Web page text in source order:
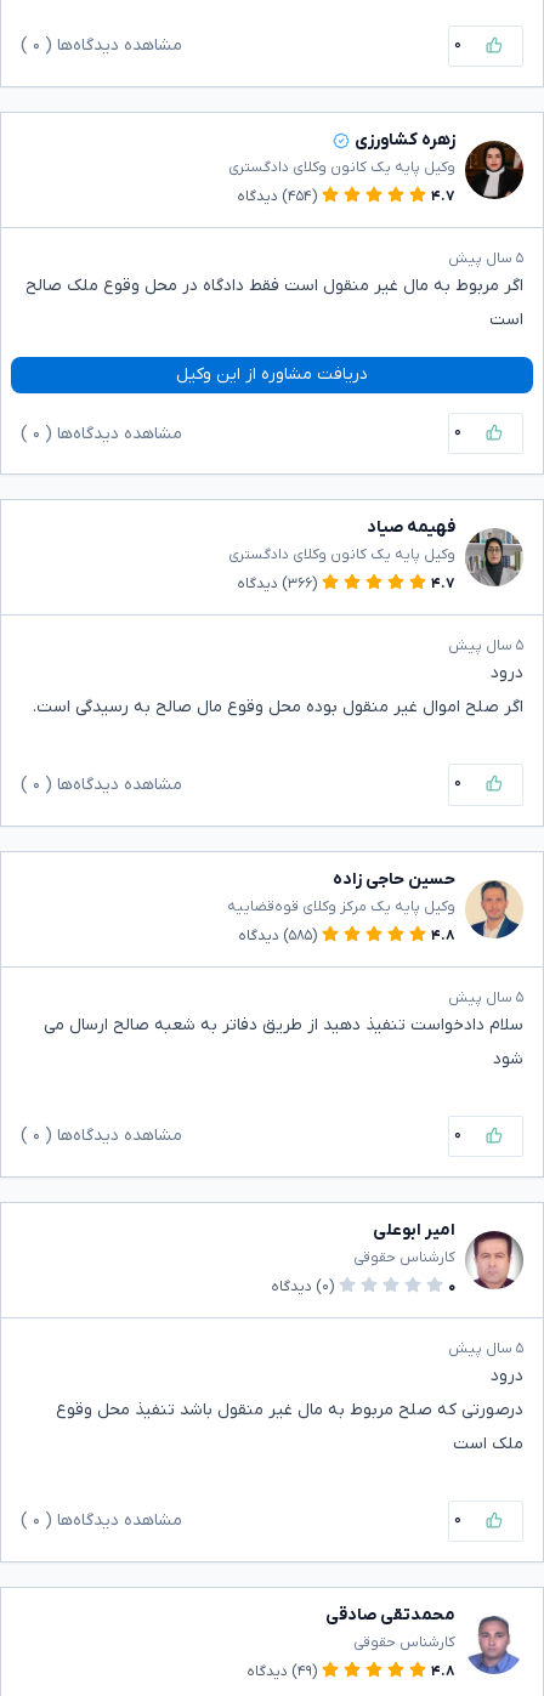
۰ مشاهده دیدگاه‌ها ( ۰
زهره کشاورزی
وکیل پایه یک کانون وکلای دادگستری
۴.۷
(۴۵۴) دیدگاه
۵ سال پیش
اگر مربوط به مال غیر منقول است فقط دادگاه در محل وقوع ملک صالح
است
دریافت مشاوره از این وکیل
۰ مشاهده دیدگاه‌ها ( ۰
فهیمه صیاد
وکیل پایه یک کانون وکلای دادگستری
۴.۷
(۳۶۶) دیدگاه
۵ سال پیش
درود
اگر صلح اموال غیر منقول بوده محل وقوع مال صالح به رسیدگی است.
۰ مشاهده دیدگاه‌ها ( ۰
حسین حاجی زاده
وکیل پایه یک مرکز وکلای قوه‌قضاییه
۴.۸
(۵۸۵) دیدگاه
۵ سال پیش
سلام دادخواست تنفیذ دهید از طریق دفاتر به شعبه صالح ارسال می
شود
۰ مشاهده دیدگاه‌ها ( ۰
امیر ابوعلی
کارشناس حقوقی
۰
(۰) دیدگاه
۵ سال پیش
درود
درصورتی که صلح مربوط به مال غیر منقول باشد تنفیذ محل وقوع
ملک است
۰ مشاهده دیدگاه‌ها ( ۰
محمدتقی صادقی
کارشناس حقوقی
۴.۸
(۴۹) دیدگاه